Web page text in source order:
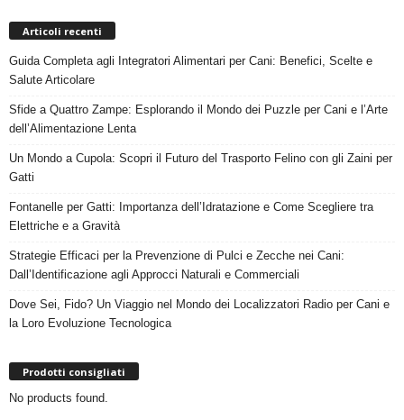
Articoli recenti
Guida Completa agli Integratori Alimentari per Cani: Benefici, Scelte e
Salute Articolare
Sfide a Quattro Zampe: Esplorando il Mondo dei Puzzle per Cani e l’Arte
dell’Alimentazione Lenta
Un Mondo a Cupola: Scopri il Futuro del Trasporto Felino con gli Zaini per
Gatti
Fontanelle per Gatti: Importanza dell’Idratazione e Come Scegliere tra
Elettriche e a Gravità
Strategie Efficaci per la Prevenzione di Pulci e Zecche nei Cani:
Dall’Identificazione agli Approcci Naturali e Commerciali
Dove Sei, Fido? Un Viaggio nel Mondo dei Localizzatori Radio per Cani e
la Loro Evoluzione Tecnologica
Prodotti consigliati
No products found.